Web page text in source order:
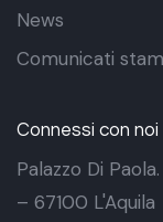
News
Comunicati
Connessi con noi
Palazzo Di
– 67100 L'Aquila